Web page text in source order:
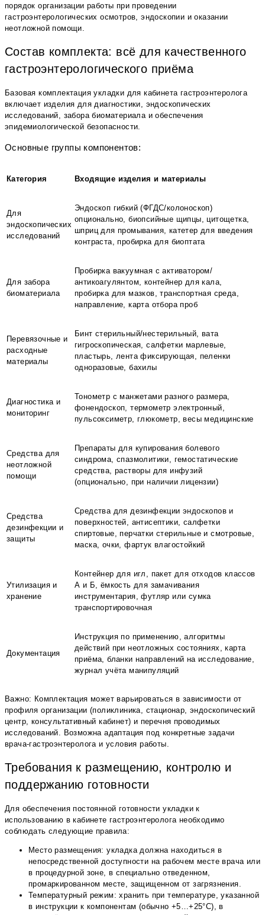
порядок организации работы при проведении
гастроэнтерологических осмотров, эндоскопии и оказании
неотложной помощи.
Состав комплекта: всё для качественного
гастроэнтерологического приёма
Базовая комплектация укладки для кабинета гастроэнтеролога
включает изделия для диагностики, эндоскопических
исследований, забора биоматериала и обеспечения
эпидемиологической безопасности.
Основные группы компонентов:
Категория Входящие изделия и материалы
Для
эндоскопических
исследований
Эндоскоп гибкий (ФГДС/колоноскоп)
опционально, биопсийные щипцы, цитощетка,
шприц для промывания, катетер для введения
контраста, пробирка для биоптата
Для забора
биоматериала
Пробирка вакуумная с активатором/
антикоагулянтом, контейнер для кала,
пробирка для мазков, транспортная среда,
направление, карта отбора проб
Перевязочные и
расходные
материалы
Бинт стерильный/нестерильный, вата
гигроскопическая, салфетки марлевые,
пластырь, лента фиксирующая, пеленки
одноразовые, бахилы
Диагностика и
мониторинг
Тонометр с манжетами разного размера,
фонендоскоп, термометр электронный,
пульсоксиметр, глюкометр, весы медицинские
Средства для
неотложной
помощи
Препараты для купирования болевого
синдрома, спазмолитики, гемостатические
средства, растворы для инфузий
(опционально, при наличии лицензии)
Средства
дезинфекции и
защиты
Средства для дезинфекции эндоскопов и
поверхностей, антисептики, салфетки
спиртовые, перчатки стерильные и смотровые,
маска, очки, фартук влагостойкий
Утилизация и
хранение
Контейнер для игл, пакет для отходов классов
А и Б, ёмкость для замачивания
инструментария, футляр или сумка
транспортировочная
Документация
Инструкция по применению, алгоритмы
действий при неотложных состояниях, карта
приёма, бланки направлений на исследование,
журнал учёта манипуляций
Важно: Комплектация может варьироваться в зависимости от
профиля организации (поликлиника, стационар, эндоскопический
центр, консультативный кабинет) и перечня проводимых
исследований. Возможна адаптация под конкретные задачи
врача-гастроэнтеролога и условия работы.
Требования к размещению, контролю и
поддержанию готовности
Для обеспечения постоянной готовности укладки к
использованию в кабинете гастроэнтеролога необходимо
соблюдать следующие правила:
Место размещения: укладка должна находиться в
непосредственной доступности на рабочем месте врача или
в процедурной зоне, в специально отведенном,
промаркированном месте, защищенном от загрязнения.
Температурный режим: хранить при температуре, указанной
в инструкции к компонентам (обычно +5…+25°С), в